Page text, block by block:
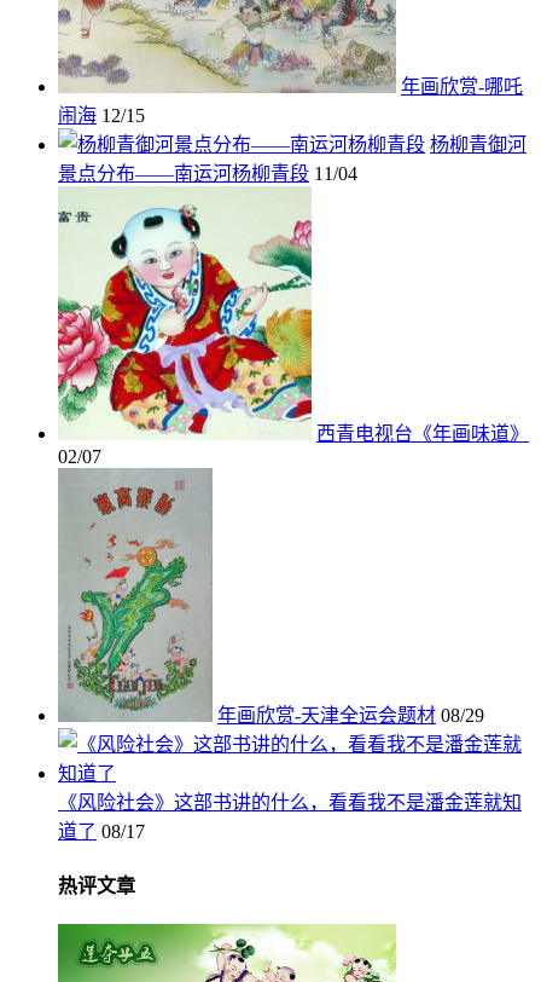
年画欣赏-哪吒
闹海 12/15
杨柳青御河
景点分布——南运河杨柳青段 11/04
西青电视台《年画味道》
02/07
年画欣赏-天津全运会题材 08/29
《风险社会》这部书讲的什么，看看我不是潘金莲就知
道了 08/17
热评文章